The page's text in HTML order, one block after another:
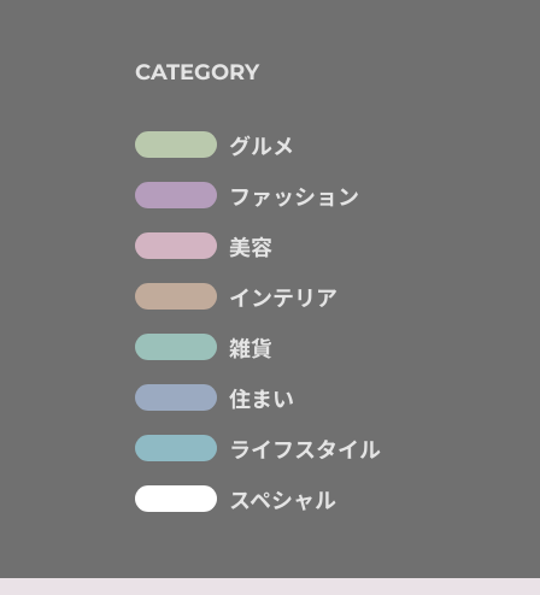
CATEGORY
グルメ
ファッション
美容
インテリア
雑貨
住まい
ライフスタイル
スペシャル